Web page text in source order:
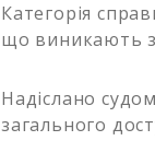
Категорія
що виникають з
Надіслано
загального